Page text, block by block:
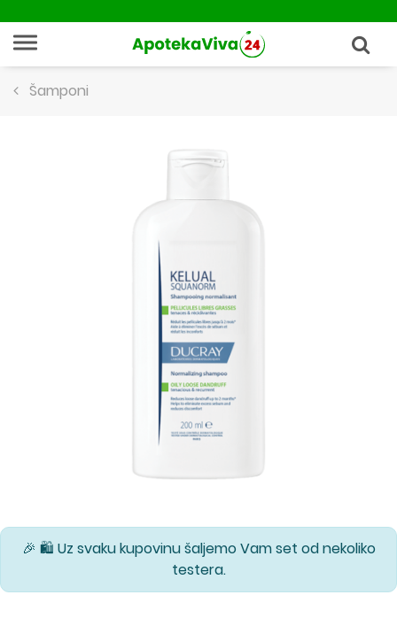
Šamponi
🎉 🛍️ Uz svaku kupovinu šaljemo Vam set od nekoliko
testera.